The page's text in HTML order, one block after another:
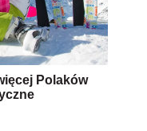
Polaków